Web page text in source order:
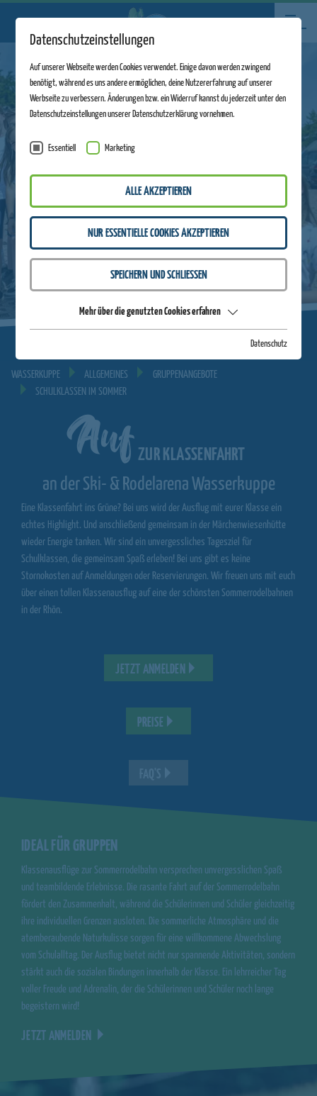
WASSERKUPPE ALLGEMEINES
GRUPPENANGEBOTE
SCHULKLASSEN IM SOMMER
Auf ZUR KLASSENFAHRT
an der Ski- & Rodelarena Wasserkuppe
Eine Klassenfahrt ins Grüne? Bei uns wird der Ausflug mit eurer Klasse ein
echtes Highlight. Und anschließend gemeinsam in der Märchenwiesenhütte
wieder Energie tanken. Wir sind ein unvergessliches Tagesziel für
Schulklassen, die gemeinsam Spaß erleben! Bei uns gibt es keine
Stornokosten auf Anmeldungen oder Reservierungen. Wir freuen uns mit euch
über einen tollen Klassenausflug auf eine der schönsten Sommerrodelbahnen
in der Rhön.
JETZT ANMELDEN
PREISE
IDEAL FÜR GRUPPEN
Klassenausflüge zur Sommerrodelbahn versprechen unvergesslichen Spaß
und teambildende Erlebnisse. Die rasante Fahrt auf der Sommerrodelbahn
fördert den Zusammenhalt, während die Schülerinnen und Schüler gleichzeitig
ihre individuellen Grenzen ausloten. Die sommerliche Atmosphäre und die
atemberaubende Naturkulisse sorgen für eine willkommene Abwechslung
vom Schulalltag. Der Ausflug bietet nicht nur spannende Aktivitäten, sondern
stärkt auch die sozialen Bindungen innerhalb der Klasse. Ein lehrreicher Tag
voller Freude und Adrenalin, der die Schülerinnen und Schüler noch lange
begeistern wird!
JETZT ANMELDEN
Datenschutzeinstellungen
Auf unserer Webseite werden Cookies verwendet. Einige davon werden zwingend
benötigt, während es uns andere ermöglichen, deine Nutzererfahrung auf unserer
Werbseite zu verbessern. Änderungen bzw. ein Widerruf kannst du jederzeit unter den
Datenschutzeinstellungen unserer Datenschutzerklärung vornehmen.
Essentiell Marketing
ALLE AKZEPTIEREN
NUR ESSENTIELLE COOKIES AKZEPTIEREN
SPEICHERN UND SCHLIESSEN
Mehr über die genutzten Cookies erfahren
Datenschutz